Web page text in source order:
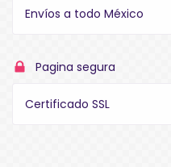
Envíos a todo México
Pagina segura
Certificado SSL